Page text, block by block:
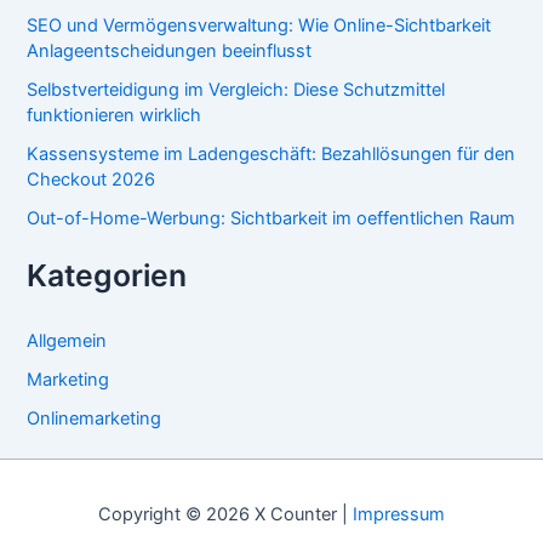
SEO und Vermögensverwaltung: Wie Online-Sichtbarkeit
Anlageentscheidungen beeinflusst
Selbstverteidigung im Vergleich: Diese Schutzmittel
funktionieren wirklich
Kassensysteme im Ladengeschäft: Bezahllösungen für den
Checkout 2026
Out-of-Home-Werbung: Sichtbarkeit im oeffentlichen Raum
Kategorien
Allgemein
Marketing
Onlinemarketing
Copyright © 2026 X Counter | Impressum